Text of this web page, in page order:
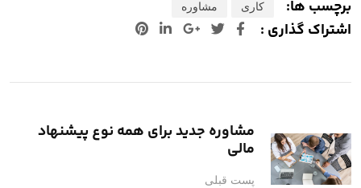
برچسب ها: کاری مشاوره
اشتراک گذاری : لینکدینپینترست
مشاوره جدید برای همه نوع پیشنهاد
مالی
پست قبلی